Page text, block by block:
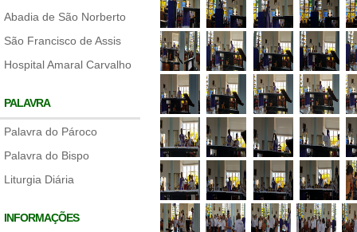
Abadia de São Norberto
São Francisco de Assis
Hospital Amaral Carvalho
PALAVRA
Palavra do Pároco
Palavra do Bispo
Liturgia Diária
INFORMAÇÕES